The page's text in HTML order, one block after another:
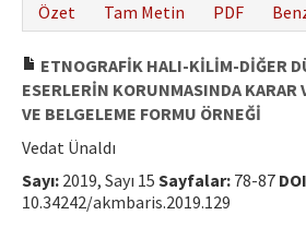
Özet
Tam Metin PDF
ETNOGRAFİK HALI-KİLİM-DİĞER
ESERLERİN KORUNMASINDA KARAR
VE BELGELEME FORMU ÖRNEĞİ
Vedat Ünaldı
Sayı: 2019, Sayı 15 Sayfalar: 78-87
10.34242/akmbaris.2019.129